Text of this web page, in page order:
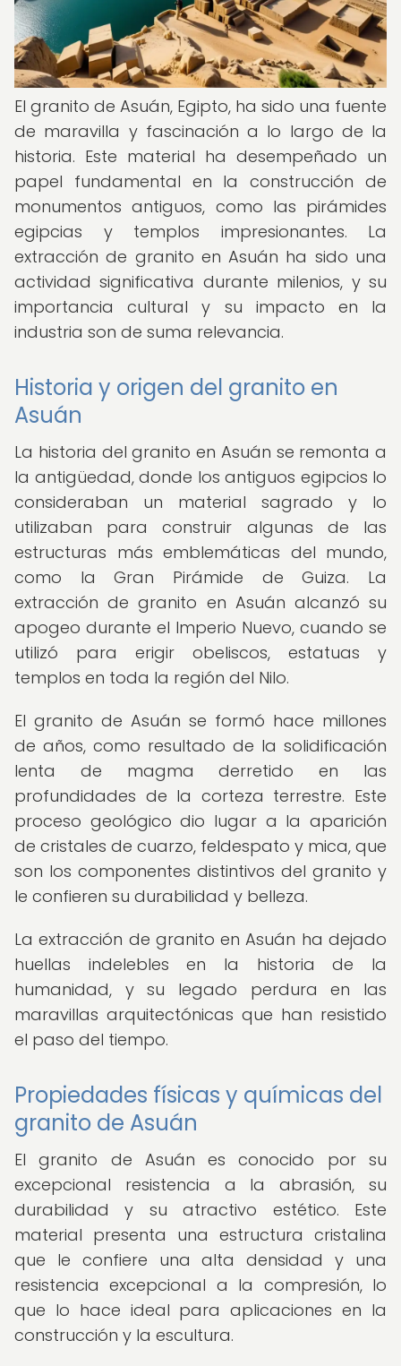
El granito de Asuán, Egipto, ha sido una fuente
de maravilla y fascinación a lo largo de la
historia. Este material ha desempeñado un
papel fundamental en la construcción de
monumentos antiguos, como las pirámides
egipcias y templos impresionantes. La
extracción de granito en Asuán ha sido una
actividad significativa durante milenios, y su
importancia cultural y su impacto en la
industria son de suma relevancia.
Historia y origen del granito en
Asuán
La historia del granito en Asuán se remonta a
la antigüedad, donde los antiguos egipcios lo
consideraban un material sagrado y lo
utilizaban para construir algunas de las
estructuras más emblemáticas del mundo,
como la Gran Pirámide de Guiza. La
extracción de granito en Asuán alcanzó su
apogeo durante el Imperio Nuevo, cuando se
utilizó para erigir obeliscos, estatuas y
templos en toda la región del Nilo.
El granito de Asuán se formó hace millones
de años, como resultado de la solidificación
lenta de magma derretido en las
profundidades de la corteza terrestre. Este
proceso geológico dio lugar a la aparición
de cristales de cuarzo, feldespato y mica, que
son los componentes distintivos del granito y
le confieren su durabilidad y belleza.
La extracción de granito en Asuán ha dejado
huellas indelebles en la historia de la
humanidad, y su legado perdura en las
maravillas arquitectónicas que han resistido
el paso del tiempo.
Propiedades físicas y químicas del
granito de Asuán
El granito de Asuán es conocido por su
excepcional resistencia a la abrasión, su
durabilidad y su atractivo estético. Este
material presenta una estructura cristalina
que le confiere una alta densidad y una
resistencia excepcional a la compresión, lo
que lo hace ideal para aplicaciones en la
construcción y la escultura.